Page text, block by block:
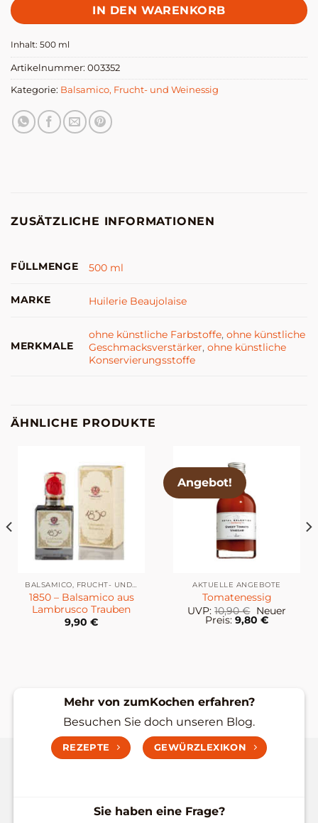
IN DEN WARENKORB
Inhalt: 500 ml
Artikelnummer: 003352
Kategorie: Balsamico, Frucht- und Weinessig
ZUSÄTZLICHE INFORMATIONEN
FÜLLMENGE 500 ml
MARKE Huilerie Beaujolaise
MERKMALE
ohne künstliche Farbstoffe,ohne künstliche
Geschmacksverstärker,ohne künstliche
Konservierungsstoffe
ÄHNLICHE PRODUKTE
BALSAMICO, FRUCHT- UND WEINESSIG
1850 – Balsamico aus
Lambrusco Trauben
9,90 €
Angebot!
AKTUELLE ANGEBOTE
Tomatenessig
UVP: 10,90€
Preis
war:
Neuer
Preis: 9,80 €Aktueller
Mehr von zumKochen erfahren?
Besuchen Sie doch unseren Blog.
REZEPTE GEWÜRZLEXIKON
Sie haben eine Frage?